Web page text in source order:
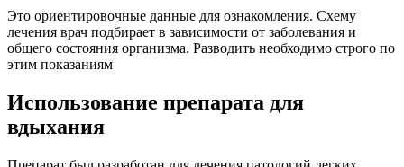
Это ориентировочные данные для ознакомления. Схему
лечения врач подбирает в зависимости от заболевания и
общего состояния организма. Разводить необходимо строго по
этим показаниям
Использование препарата для
вдыхания